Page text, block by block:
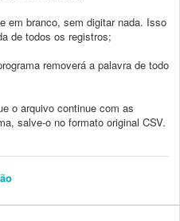
em branco, sem digitar nada. Isso
de todos os registros;
removerá a palavra de todo
o arquivo continue com as
salve-o no formato original CSV.